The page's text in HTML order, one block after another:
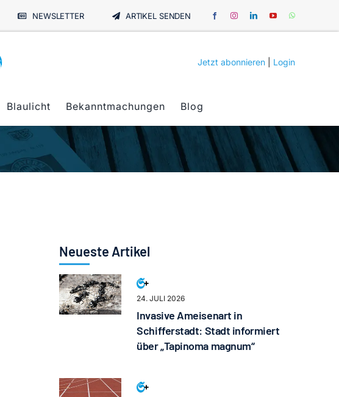
NEWSLETTER ARTIKEL SENDEN
Jetzt abonnieren Login
Blaulicht Bekanntmachungen Blog
Neueste Artikel
24. JULI 2026
Invasive Ameisenart in
Schifferstadt: Stadt informiert
über „Tapinoma magnum“